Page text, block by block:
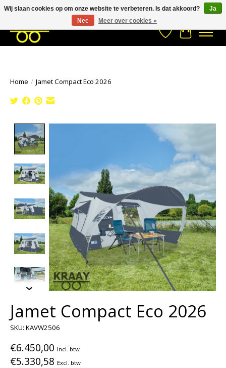
033- 2470 538 info@kraaybv.com Stuur een Whatsapp bericht
Verlanglijst
Home / Jamet Compact Eco 2026
Product image slideshow Items
Jamet Compact Eco 2026
SKU: KAVW2506
€6.450,00 Incl. btw
€5.330,58 Excl. btw
Wij slaan cookies op om onze website te verbeteren. Is dat akkoord?
Ja
Nee
Meer over cookies »